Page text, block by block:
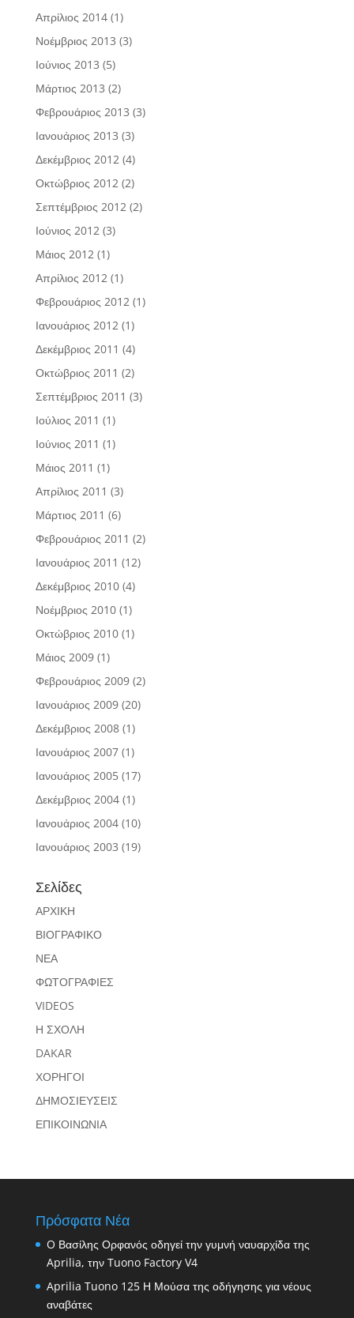
Απρίλιος 2014(1)
Νοέμβριος 2013 (3)
Ιούνιος 2013 (5)
Μάρτιος 2013 (2)
Φεβρουάριος 2013 (3)
Ιανουάριος 2013 (3)
Δεκέμβριος 2012(4)
Οκτώβριος 2012(2)
Σεπτέμβριος 2012(2)
Ιούνιος 2012(3)
Μάιος 2012(1)
Απρίλιος 2012(1)
Φεβρουάριος 2012(1)
Ιανουάριος 2012(1)
Δεκέμβριος 2011 (4)
Οκτώβριος 2011 (2)
Σεπτέμβριος 2011 (3)
Ιούλιος 2011 (1)
Ιούνιος 2011 (1)
Μάιος 2011 (1)
Απρίλιος 2011 (3)
Μάρτιος 2011 (6)
Φεβρουάριος 2011 (2)
Ιανουάριος 2011 (12)
Δεκέμβριος 2010(4)
Νοέμβριος 2010(1)
Οκτώβριος 2010(1)
Μάιος 2009(1)
Φεβρουάριος 2009(2)
Ιανουάριος 2009(20)
Δεκέμβριος 2008(1)
Ιανουάριος 2007(1)
Ιανουάριος 2005(17)
Δεκέμβριος 2004(1)
Ιανουάριος 2004(10)
Ιανουάριος 2003 (19)
Σελίδες
ΑΡΧΙΚΗ
ΒΙΟΓΡΑΦΙΚΟ
ΝΕΑ
ΦΩΤΟΓΡΑΦΙΕΣ
VIDEOS
Η ΣΧΟΛΗ
DAKAR
ΧΟΡΗΓΟΙ
ΔΗΜΟΣΙΕΥΣΕΙΣ
ΕΠΙΚΟΙΝΩΝΙΑ
Πρόσφατα Νέα
O Βασίλης Ορφανός οδηγεί την γυμνή ναυαρχίδα της
Aprilia, την Tuono Factory V4
Aprilia Tuono 125 Η Μούσα της οδήγησης για νέους
αναβάτες